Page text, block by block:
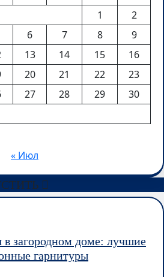
1
2
6 7 8
9
13 14 15
16
20 21 22
23
27 28 29
30
« Июл
в загородном доме: лучшие
гарнитуры